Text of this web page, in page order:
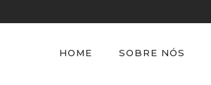
HOME SOBRE NÓS